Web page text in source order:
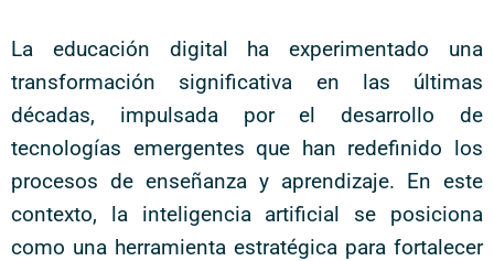
La educación digital ha experimentado una
transformación significativa en las últimas
décadas, impulsada por el desarrollo de
tecnologías emergentes que han redefinido los
procesos de enseñanza y aprendizaje. En este
contexto, la inteligencia artificial se posiciona
como una herramienta estratégica para fortalecer